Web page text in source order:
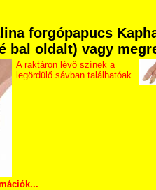
forgópapucs
bal oldalt) vagy
A raktáron lévő színek a
legördülő sávban találhatóak.